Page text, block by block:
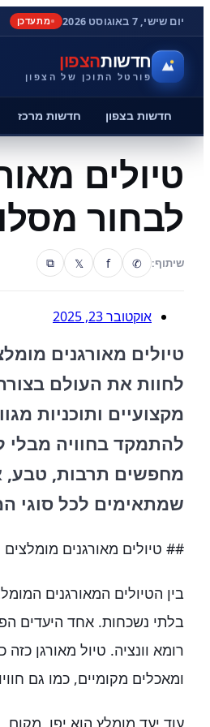
יום שישי, 7 באוגוסט 2026 מתעדכן
חדשותהצפון
פורטל התוכן של הצפון
חדשות בצפון חדשות מרכז
טיולים
לבחור
שיתוף: ✆
f
𝕏
⧉
אוקטובר 23, 2025
טיולים מאורגנים
לחוות את העולם
מקצועיים ותוכניות
להתמקד בחוויה מבלי
מחפשים תרבות, טבע,
שמתאימים לכל סוגי
## טיולים מאורגנים מומלצים
בלתי נשכחות. אחד היעדים
רומא וונציה. טיול מאורגן
ומאכלים מקומיים, כמו גם
עוד יעד מומלץ הוא יפן, מקום